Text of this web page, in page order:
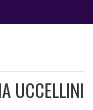
UCCELLINI